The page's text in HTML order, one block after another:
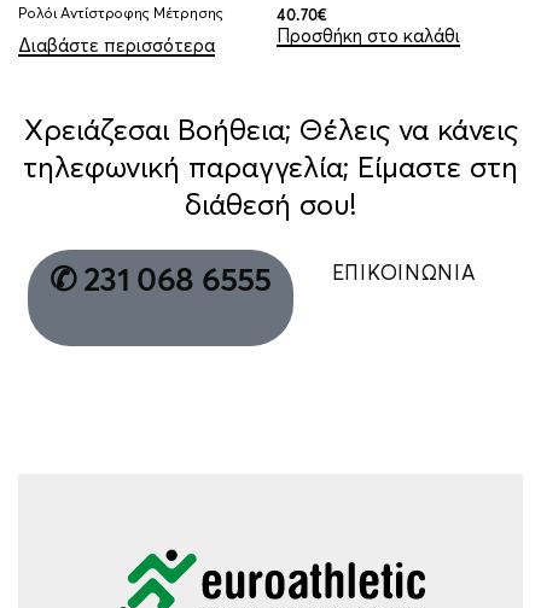
Ρολόι Αντίστροφης Μέτρησης
Διαβάστε περισσότερα
40.70€
Προσθήκη στο καλάθι
Χρειάζεσαι Βοήθεια; Θέλεις να κάνεις
τηλεφωνική παραγγελία; Είμαστε στη
διάθεσή σου!
✆ 231 068 6555 ΕΠΙΚΟΙΝΩΝΙΑ